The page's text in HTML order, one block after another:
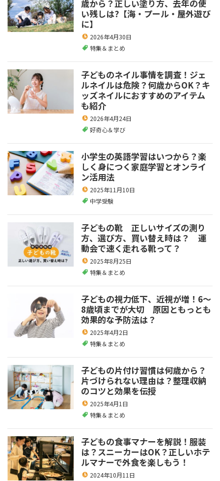
歳から？正しい塗り方、去年の使
い残しは?【海・プール・屋外遊び
に】
2026年4月30日
特集＆まとめ
子どものネイル事情を調査！ジェ
ルネイルは危険？何歳からOK？キ
ッズネイルにおすすめのアイテム
も紹介
2026年4月24日
好奇心＆学び
小学生の英語学習はいつから？楽
しく身につく家庭学習とオンライ
ン活用法
2025年11月10日
中学受験
子どもの靴 正しいサイズの測り
方、選び方、買い替え時は？ 運
動会で速く走れる靴って？
2025年8月25日
特集＆まとめ
子どもの視力低下、近視が増！6～
8歳頃までが大切 原因ともっとも
効果的な予防法は？
2025年4月2日
特集＆まとめ
子どもの片付け習慣は何歳から？
片づけられない理由は？整理収納
のコツと効果を伝授
2025年4月1日
特集＆まとめ
子どもの食事マナーを解説！服装
は？スニーカーはOK？正しいホテ
ルマナーで外食を楽しもう！
2024年10月11日